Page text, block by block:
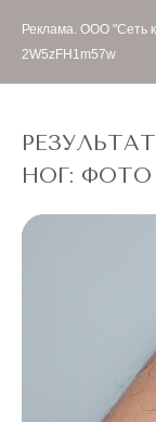
Реклама. ООО "Сеть
2W5zFH1m57w
НОГ: